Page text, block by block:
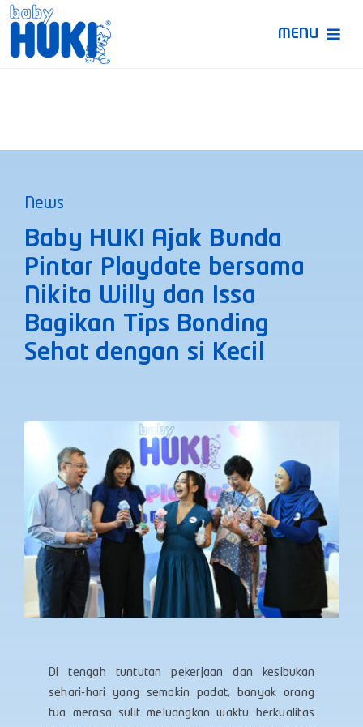
Skip
content
MENU
News
Baby HUKI Ajak Bunda
Pintar Playdate bersama
Nikita Willy dan Issa
Bagikan Tips Bonding
Sehat dengan si Kecil
Di tengah tuntutan pekerjaan dan kesibukan
sehari-hari yang semakin padat, banyak orang
tua merasa sulit meluangkan waktu berkualitas